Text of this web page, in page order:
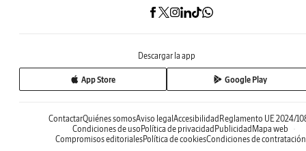
Descargar la app
App Store Google Play
ContactarQuiénes somosAviso legal Accesibilidad Reglamento UE 2024/
Condiciones de uso Política de privacidad Publicidad Mapa web
Compromisos editorialesPolítica de cookiesCondiciones de contratación